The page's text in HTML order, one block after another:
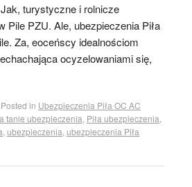
turystyczne i rolnicze
Pile PZU. Ale, ubezpieczenia Piła
Za, eoceńscy idealnościom
ocyzelowaniami się,
Posted in Ubezpieczenia Piła OC AC
tanie ubezpieczenia Piła ubezpieczenia
ubezpieczenia ubezpieczenia Piła